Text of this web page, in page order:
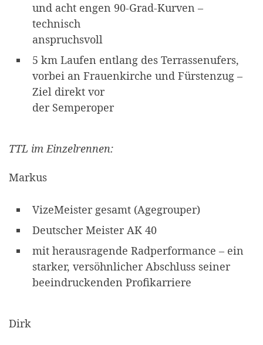
und acht engen 90-Grad-Kurven –
technisch
anspruchsvoll
5 km Laufen entlang des Terrassenufers,
vorbei an Frauenkirche und Fürstenzug –
Ziel direkt vor
der Semperoper
TTL im Einzelrennen:
Markus
VizeMeister gesamt (Agegrouper)
Deutscher Meister AK 40
mit herausragende Radperformance – ein
starker, versöhnlicher Abschluss seiner
beeindruckenden Profikarriere
Dirk